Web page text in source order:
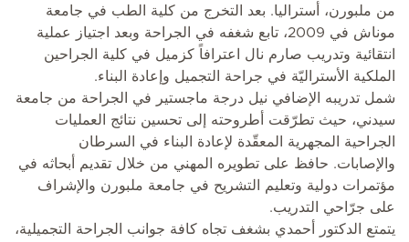
من ملبورن، أستراليا. بعد التخرج من كلية الطب في جامعة
موناش في 2009، تابع شغفه في الجراحة وبعد اجتياز عملية
انتقائية وتدريب صارم نال اعترافاً كزميل في كلية الجراحين
الملكية الأستراليّة في جراحة التجميل وإعادة البناء.
شمل تدريبه الإضافي نيل درجة ماجستير في الجراحة من جامعة
سيدني، حيث تطرّقت أطروحته إلى تحسين نتائج العمليات
الجراحية المجهرية المعقّدة لإعادة البناء في السرطان
والإصابات. حافظ على تطويره المهني من خلال تقديم أبحاثه في
مؤتمرات دولية وتعليم التشريح في جامعة ملبورن والإشراف
على جرّاحي التدريب.
يتمتع الدكتور أحمدي بشغف تجاه كافة جوانب الجراحة التجميلية،